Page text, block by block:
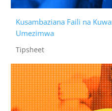
Kusambaziana Faili na
Umezimwa
Tipsheet